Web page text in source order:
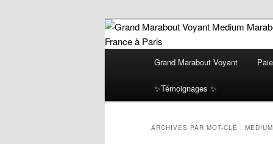
Grand
Sérieux
paiement
ligne en Ile de
Grand Marabout Voyant
Profitez d’une voyance
puissants ! le plus grand
Grâce à mes rituels éprouvés,
Grand Marabout Voyant
✨Témoignages ✨
ARCHIVES PAR MOT-CLÉ :